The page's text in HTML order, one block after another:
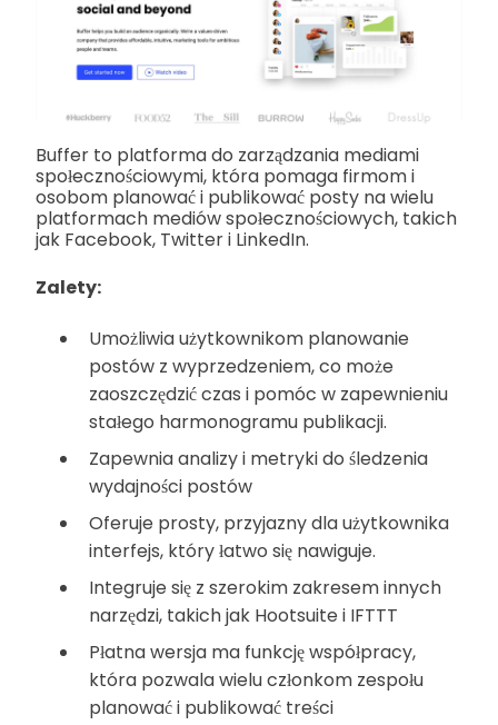
Buffer to platforma do zarządzania mediami
społecznościowymi, która pomaga firmom i
osobom planować i publikować posty na wielu
platformach mediów społecznościowych, takich
jak Facebook, Twitter i LinkedIn.
Zalety:
Umożliwia użytkownikom planowanie
postów z wyprzedzeniem, co może
zaoszczędzić czas i pomóc w zapewnieniu
stałego harmonogramu publikacji.
Zapewnia analizy i metryki do śledzenia
wydajności postów
Oferuje prosty, przyjazny dla użytkownika
interfejs, który łatwo się nawiguje.
Integruje się z szerokim zakresem innych
narzędzi, takich jak Hootsuite i IFTTT
Płatna wersja ma funkcję współpracy,
która pozwala wielu członkom zespołu
planować i publikować treści